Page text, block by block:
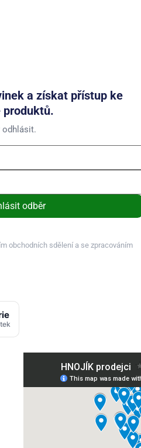
a získat přístup ke
produktů.
odhlásit.
odběr
obchodních sdělení a se zpracováním